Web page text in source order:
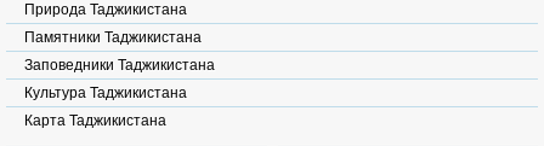
Природа Таджикистана
Памятники Таджикистана
Заповедники Таджикистана
Культура Таджикистана
Карта Таджикистана